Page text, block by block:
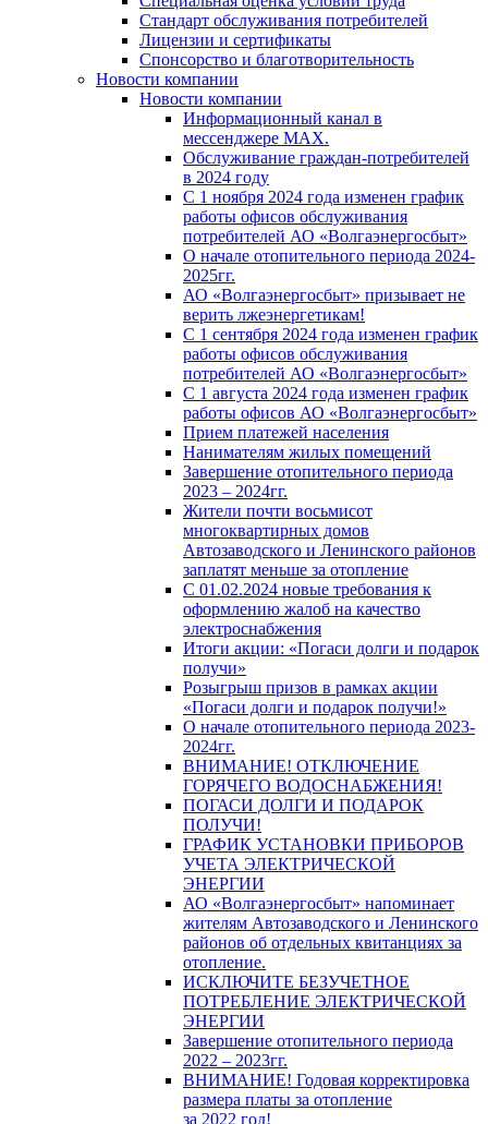
Стандарт обслуживания потребителей
Лицензии и сертификаты
Спонсорство и благотворительность
Новости компании
Новости компании
Информационный канал в
мессенджере MAX.
Обслуживание граждан-потребителей
в 2024 году
С 1 ноября 2024 года изменен график
работы офисов обслуживания
потребителей АО «Волгаэнергосбыт»
О начале отопительного периода 2024-
2025гг.
АО «Волгаэнергосбыт» призывает не
верить лжеэнергетикам!
С 1 сентября 2024 года изменен график
работы офисов обслуживания
потребителей АО «Волгаэнергосбыт»
С 1 августа 2024 года изменен график
работы офисов АО «Волгаэнергосбыт»
Прием платежей населения
Нанимателям жилых помещений
Завершение отопительного периода
2023 – 2024гг.
Жители почти восьмисот
многоквартирных домов
Автозаводского и Ленинского районов
заплатят меньше за отопление
С 01.02.2024 новые требования к
оформлению жалоб на качество
электроснабжения
Итоги акции: «Погаси долги и подарок
получи»
Розыгрыш призов в рамках акции
«Погаси долги и подарок получи!»
О начале отопительного периода 2023-
2024гг.
ВНИМАНИЕ! ОТКЛЮЧЕНИЕ
ГОРЯЧЕГО ВОДОСНАБЖЕНИЯ!
ПОГАСИ ДОЛГИ И ПОДАРОК
ПОЛУЧИ!
ГРАФИК УСТАНОВКИ ПРИБОРОВ
УЧЕТА ЭЛЕКТРИЧЕСКОЙ
ЭНЕРГИИ
АО «Волгаэнергосбыт» напоминает
жителям Автозаводского и Ленинского
районов об отдельных квитанциях за
отопление.
ИСКЛЮЧИТЕ БЕЗУЧЕТНОЕ
ПОТРЕБЛЕНИЕ ЭЛЕКТРИЧЕСКОЙ
ЭНЕРГИИ
Завершение отопительного периода
2022 – 2023гг.
ВНИМАНИЕ! Годовая корректировка
размера платы за отопление
за 2022 год!